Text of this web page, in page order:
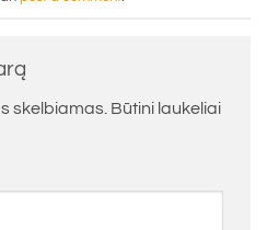
skelbiamas. Būtini laukeliai